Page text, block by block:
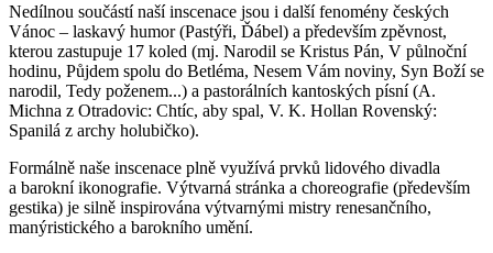
Nedílnou součástí naší inscenace jsou i další fenomény českých
Vánoc – laskavý humor (Pastýři, Ďábel) a především zpěvnost,
kterou zastupuje 17 koled (mj. Narodil se Kristus Pán, V půlnoční
hodinu, Půjdem spolu do Betléma, Nesem Vám noviny, Syn Boží se
narodil, Tedy poženem...) a pastorálních kantoských písní (A.
Michna z Otradovic: Chtíc, aby spal, V. K. Hollan Rovenský:
Spanilá z archy holubičko).
Formálně naše inscenace plně využívá prvků lidového divadla
a barokní ikonografie. Výtvarná stránka a choreografie (především
gestika) je silně inspirována výtvarnými mistry renesančního,
manýristického a barokního umění.